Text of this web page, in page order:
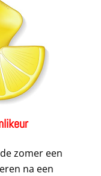
zomer een
na een